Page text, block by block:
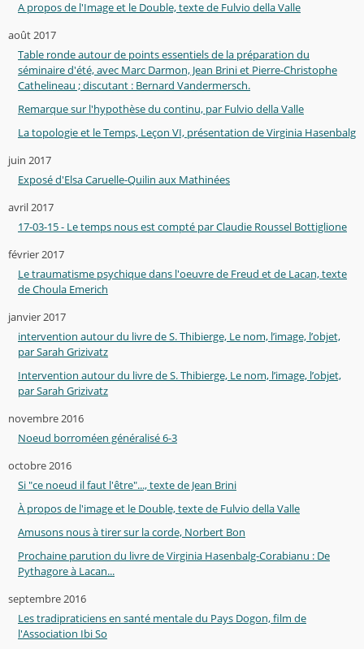
A propos de l'Image et le Double, texte de Fulvio della Valle
août 2017
Table ronde autour de points essentiels de la préparation du
séminaire d'été, avec Marc Darmon, Jean Brini et Pierre-Christophe
Cathelineau ; discutant : Bernard Vandermersch.
Remarque sur l'hypothèse du continu, par Fulvio della Valle
La topologie et le Temps, Leçon VI, présentation de Virginia Hasenbalg
juin 2017
Exposé d'Elsa Caruelle-Quilin aux Mathinées
avril 2017
17-03-15 - Le temps nous est compté par Claudie Roussel Bottiglione
février 2017
Le traumatisme psychique dans l'oeuvre de Freud et de Lacan, texte
de Choula Emerich
janvier 2017
intervention autour du livre de S. Thibierge, Le nom, l’image, l’objet,
par Sarah Grizivatz
Intervention autour du livre de S. Thibierge, Le nom, l’image, l’objet,
par Sarah Grizivatz
novembre 2016
Noeud borroméen généralisé 6-3
octobre 2016
Si "ce noeud il faut l'être"..., texte de Jean Brini
À propos de l'image et le Double, texte de Fulvio della Valle
Amusons nous à tirer sur la corde, Norbert Bon
Prochaine parution du livre de Virginia Hasenbalg-Corabianu : De
Pythagore à Lacan...
septembre 2016
Les tradipraticiens en santé mentale du Pays Dogon, film de
l'Association Ibi So